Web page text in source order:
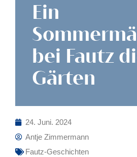
Ein
bei Fautz
Gärten
24. Juni. 2024
Antje Zimmermann
Fautz-Geschichten